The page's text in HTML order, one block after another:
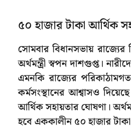
৫০ হাজার টাকা আর্থিক
সোমবার বিধানসভায়
অর্থমন্ত্রী স্বপন দাশগুপ্ত।
এমনকি রাজ্যের
কর্মসংস্থানের আশ্বাসও
আর্থিক সহায়তার ঘোষণা।
হবে এককালীন ৫০ হাজার